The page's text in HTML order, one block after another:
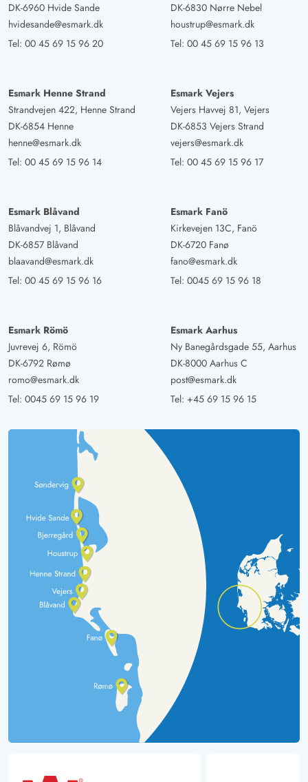
DK-6960 Hvide Sande
hvidesande@esmark.dk
Tel: 00 45 69 15 96 20
DK-6830 Nørre Nebel
houstrup@esmark.dk
Tel: 00 45 69 15 96 13
Esmark Henne Strand
Strandvejen 422, Henne Strand
DK-6854 Henne
henne@esmark.dk
Tel: 00 45 69 15 96 14
Esmark Vejers
Vejers Havvej 81, Vejers
DK-6853 Vejers Strand
vejers@esmark.dk
Tel: 00 45 69 15 96 17
Esmark Blåvand
Blåvandvej 1, Blåvand
DK-6857 Blåvand
blaavand@esmark.dk
Tel: 00 45 69 15 96 16
Esmark Fanö
Kirkevejen 13C, Fanö
DK-6720 Fanø
fano@esmark.dk
Tel: 0045 69 15 96 18
Esmark Römö
Juvrevej 6, Römö
DK-6792 Rømø
romo@esmark.dk
Tel: 0045 69 15 96 19
Esmark Aarhus
Ny Banegårdsgade 55, Aarhus
DK-8000 Aarhus C
post@esmark.dk
Tel: +45 69 15 96 15